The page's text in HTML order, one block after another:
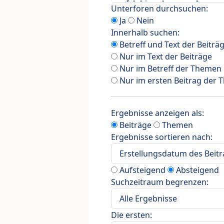
Unterforen durchsuchen:
Ja
Nein
Innerhalb suchen:
Betreff und Text der
Nur im Text der Beiträge
Nur im Betreff der Themen
Nur im ersten Beitrag der
Ergebnisse anzeigen als:
Beiträge
Themen
Ergebnisse sortieren nach:
Aufsteigend
Absteigend
Suchzeitraum begrenzen:
Die ersten: